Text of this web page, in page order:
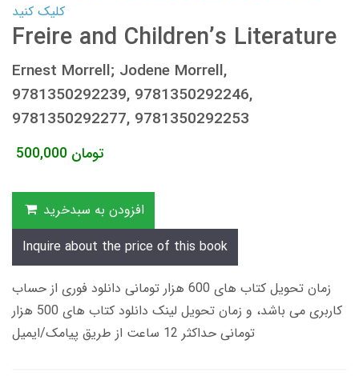
کلیک کنید
Freire and Children’s Literature
Ernest Morrell; Jodene Morrell,
9781350292239, 9781350292246,
9781350292277, 9781350292253
500,000 تومان
افزودن به سبدخرید
Inquire about the price of this book
زمان تحویل کتاب های 600 هزار تومانی دانلود فوری از حساب
کاربری می باشد، و زمان تحویل لینک دانلود کتاب های 500 هزار
تومانی حداکثر 12 ساعت از طریق پیامک/ایمیل